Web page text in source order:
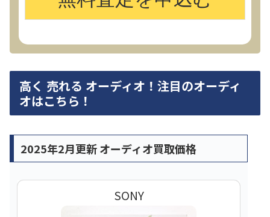
高く 売れる オーディオ！注目のオーディ
オはこちら！
2025年2月更新 オーディオ買取価格
SONY